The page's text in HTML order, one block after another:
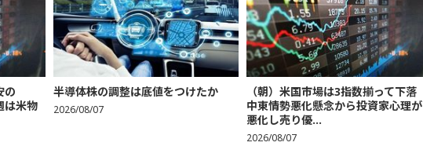
の
米物
半導体株の調整は底値をつけたか
2026/08/07
（朝）米国市場は3指数揃って下落
中東情勢悪化懸念から投資家心理が
悪化し売り優...
2026/08/07